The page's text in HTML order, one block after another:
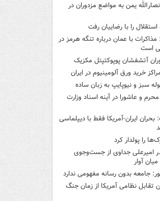
یمن به مواضع مزدوران در
استقلال را با رضاییان رفت
با عمان درباره تنگه هرمز در
است
آتشفشان پوپوکتپتل مکزیک
خرید ورق آلومینیوم در ایران
سبز و نیوپایپ به زبان ساده
و عاشورا در آینه اسناد وزارت
بحران ایران-آمریکا فقط با دیپلماسی
را پولدار کرد
امیرعلی جداوی از جست‌وجوی
آوار
جامعه بدون رسانه مفهومی ندارد
تقابل نظامی آمریکا از زمان جنگ